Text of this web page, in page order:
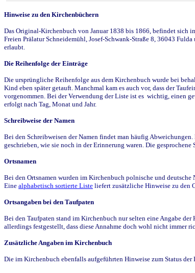
Hinweise zu den Kirchenbüchern
Das Original-Kirchenbuch von Januar 1838 bis 1866, befindet sich
Freien Prälatur Schneidemühl, Josef-Schwank-Straße 8, 36043
erlaubt.
Die Reihenfolge der Einträge
Die ursprüngliche Reihenfolge aus dem Kirchenbuch wurde bei
Kind eben später getauft. Manchmal kam es auch vor, dass der
vorgenommen. Bei der Verwendung der Liste ist es wichtig, einen
erfolgt nach Tag, Monat und Jahr.
Schreibweise der Namen
Bei den Schreibweisen der Namen findet man häufig
geschrieben, wie sie noch in der Erinnerung waren. Die
Ortsnamen
Bei den Ortsnamen wurden im Kirchenbuch polnische und deutsche
Eine alphabetisch sortierte Liste liefert zusätzliche Hinweise zu den
Ortsangaben bei den Taufpaten
Bei den Taufpaten stand im Kirchenbuch nur selten eine Angabe
allerdings festgestellt, dass diese Annahme doch wohl nicht immer
Zusätzliche Angaben im Kirchenbuch
Die im Kirchenbuch ebenfalls aufgeführten Hinweise zum Status